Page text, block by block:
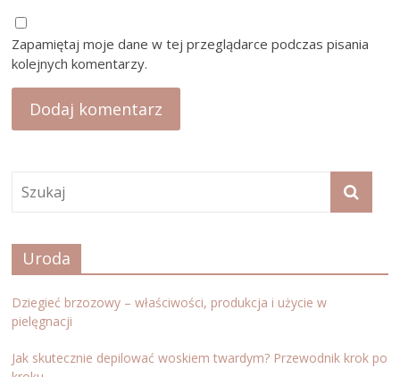
Zapamiętaj moje dane w tej przeglądarce podczas pisania
kolejnych komentarzy.
Uroda
Dziegieć brzozowy – właściwości, produkcja i użycie w
pielęgnacji
Jak skutecznie depilować woskiem twardym? Przewodnik krok po